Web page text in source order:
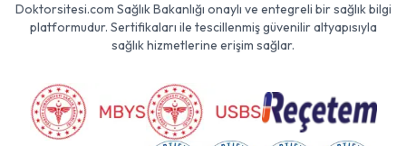
Doktorsitesi.com Sağlık Bakanlığı onaylı ve entegreli bir sağlık bilgi
platformudur. Sertifikaları ile tescillenmiş güvenilir altyapısıyla
sağlık hizmetlerine erişim sağlar.